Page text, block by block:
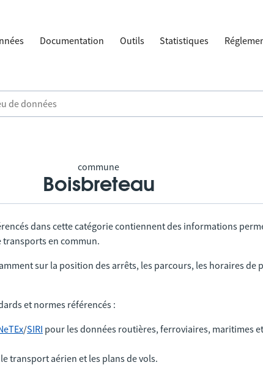
Documentation Outils Statistiques
commune
Boisbreteau
dans cette catégorie contiennent des informations
transports en commun.
sur la position des arrêts, les parcours, les horaires de
et normes référencés :
/SIRI pour les données routières, ferroviaires, maritimes et
transport aérien et les plans de vols.